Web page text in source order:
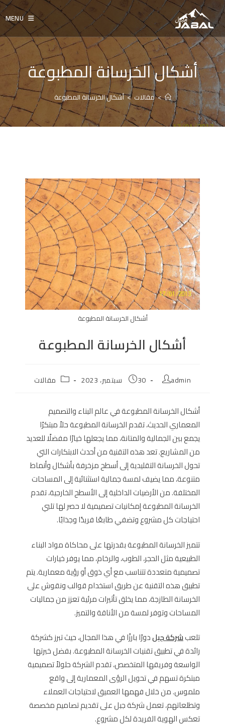
Skip
to
content
MENU
أشكال الخرسانة المطبوعة
> مقالات > أشكال الخرسانة المطبوعة
أشكال الخرسانة المطبوعة
أشكال الخرسانة المطبوعة
Post
admin
Post
published:
30 سبتمبر، 2023 Postمقالات
أشكال الخرسانة المطبوعة في عالم البناء والتصميم
المعماري الحديث، تقدم الخرسانة المطبوعة حلاً مبتكرًا
يجمع بين الجمالية والمتانة، مما يجعلها خيارًا مفضلًا للعديد
من المشاريع. تعد هذه التقنية من أحدث الابتكارات التي
تحول الخرسانة التقليدية إلى أسطح مزخرفة بأشكال وأنماط
متنوعة، مما يضيف لمسة جمالية استثنائية إلى المساحات
المختلفة. من الأرضيات الداخلية إلى الأسطح الخارجية، تقدم
الخرسانة المطبوعة إمكانيات تصميمية لا حصر لها تلبي
احتياجات كل مشروع وتضفي طابعًا فريدًا وجذابًا.
تتميز الخرسانة المطبوعة بقدرتها على محاكاة مواد البناء
الطبيعية مثل الحجر، الطوب، والرخام، مما يوفر خيارات
تصميمية متعددة تتناسب مع أي ذوق أو رؤية معمارية. يتم
تطبيق هذه التقنية عن طريق استخدام قوالب ونقوش على
الخرسانة الطازجة، مما يخلق تأثيرات مرئية تعزز من جماليات
المساحات وتوفر لمسة من الأناقة والتميز.
تلعبشركة جبلدورًا بارزًا في هذا المجال، حيث تبرز كشركة
رائدة في تطبيق تقنيات الخرسانة المطبوعة. بفضل خبرتها
الواسعة وفريقها المتخصص، تقدم الشركة حلولاً تصميمية
مبتكرة تسهم في تحويل الرؤى المعمارية إلى واقع
ملموس. من خلال فهمها العميق لاحتياجات العملاء
وتطلعاتهم، تعمل شركة جبل على تقديم تصاميم مخصصة
تعكس الهوية الفريدة لكل مشروع.